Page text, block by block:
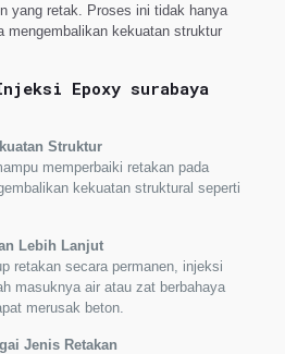
yang retak. Proses ini tidak hanya
mengembalikan kekuatan struktur
Epoxy surabaya
Struktur
memperbaiki retakan pada
kekuatan struktural seperti
Lebih Lanjut
retakan secara permanen, injeksi
masuknya air atau zat berbahaya
merusak beton.
Jenis Retakan